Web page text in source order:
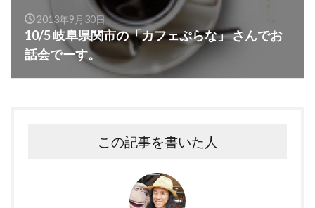
2013年9月30日
10/5 岐阜県関市の「カフェぷらな」 さんでお
話会でーす。
この記事を書いた人